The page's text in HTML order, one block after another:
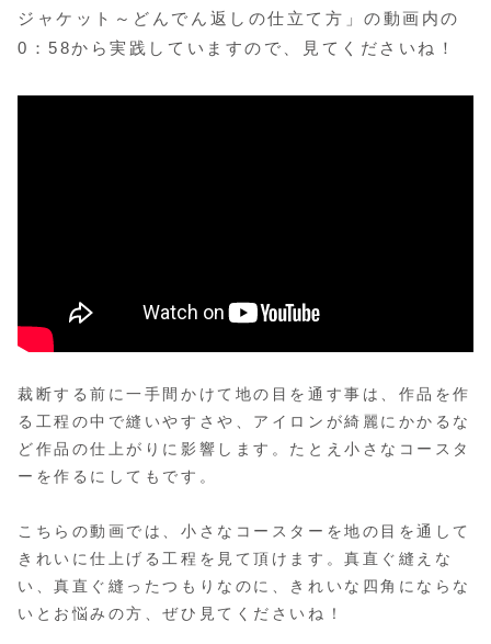
ジャケット～どんでん返しの仕立て方」の動画内の
0：58から実践していますので、見てくださいね！
裁断する前に一手間かけて地の目を通す事は、作品を作
る工程の中で縫いやすさや、アイロンが綺麗にかかるな
ど作品の仕上がりに影響します。たとえ小さなコースタ
ーを作るにしてもです。
こちらの動画では、小さなコースターを地の目を通して
きれいに仕上げる工程を見て頂けます。真直ぐ縫えな
い、真直ぐ縫ったつもりなのに、きれいな四角にならな
いとお悩みの方、ぜひ見てくださいね！